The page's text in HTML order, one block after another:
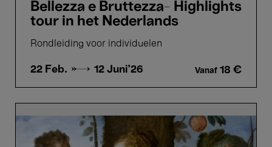
Bellezza e Bruttezza- Highlights
tour in het Nederlands
Rondleiding voor individuelen
22 Feb. → 12 Juni'26 Vanaf 18 €
e
Bruttezza